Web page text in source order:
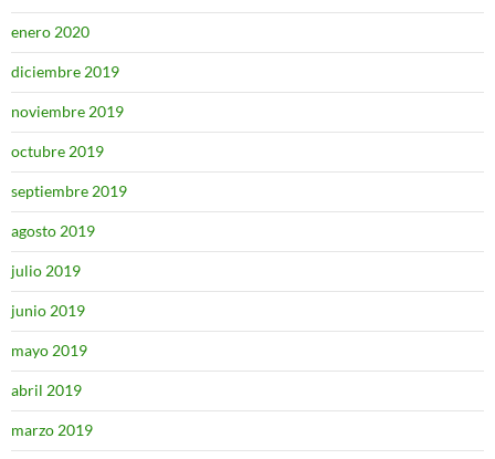
enero 2020
diciembre 2019
noviembre 2019
octubre 2019
septiembre 2019
agosto 2019
julio 2019
junio 2019
mayo 2019
abril 2019
marzo 2019